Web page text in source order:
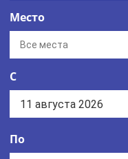
Место
С
По